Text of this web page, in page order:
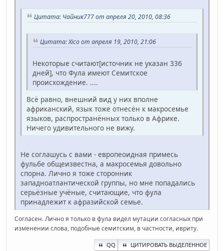
Цитата: Чайник777 от апреля 20, 2010, 08:36
Цитата: Xico от апреля 19, 2010, 21:06
Некоторые считают[источник не указан 336
дней], что Фула имеют Семитское
происхождение. ....
Всё равно, внешний вид у них вполне
африканский, язык тоже отнесён к макросемье
языков, распространённых только в Африке.
Ничего удивительного не вижу.
Не соглашусь с вами - европеоидная примесь
фульбе общеизвестна, а макросемья довольно
спорна. Лично я тоже сторонник
западноатлантической группы, но мне попадались
серьёзные учёные, считающие, что фула
принадлежит к афразийской семье.
Согласен. Лично я только в фула видел мутации согласных при
изменении слова, подобные семитским, в частности, ивриту.
QQ ЦИТИРОВАТЬ ВЫДЕЛЕННОЕ